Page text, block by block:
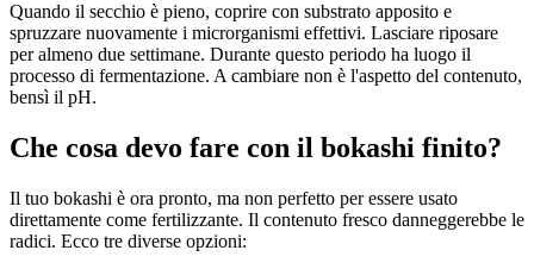
Quando il secchio è pieno, coprire con substrato apposito e
spruzzare nuovamente i microrganismi effettivi. Lasciare riposare
per almeno due settimane. Durante questo periodo ha luogo il
processo di fermentazione. A cambiare non è l'aspetto del contenuto,
bensì il pH.
Che cosa devo fare con il bokashi finito?
Il tuo bokashi è ora pronto, ma non perfetto per essere usato
direttamente come fertilizzante. Il contenuto fresco danneggerebbe le
radici. Ecco tre diverse opzioni: